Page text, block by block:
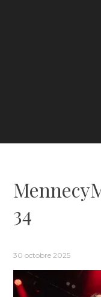
34
30 octobre 2025